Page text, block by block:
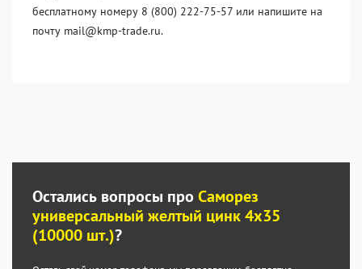
бесплатному номеру 8 (800) 222-75-57 или напишите на
почту mail@kmp-trade.ru.
Остались вопросы про Саморез
универсальный желтый цинк 4x35
(10000 шт.)?